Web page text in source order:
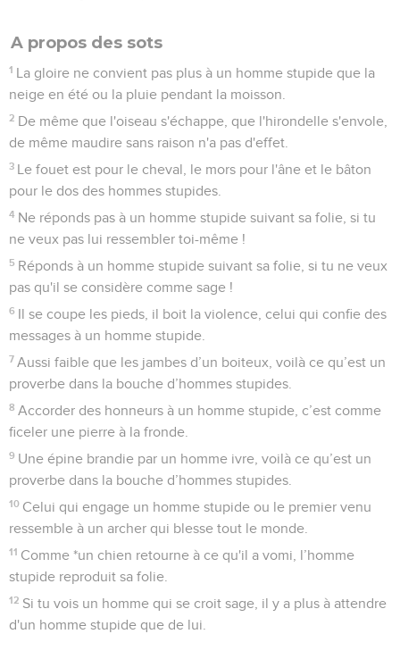
A propos des sots
1 La gloire ne convient pas plus à un homme stupide que la
neige en été ou la pluie pendant la moisson.
2 De même que l'oiseau s'échappe, que l'hirondelle s'envole,
de même maudire sans raison n'a pas d'effet.
3 Le fouet est pour le cheval, le mors pour l'âne et le bâton
pour le dos des hommes stupides.
4 Ne réponds pas à un homme stupide suivant sa folie, si tu
ne veux pas lui ressembler toi-même !
5 Réponds à un homme stupide suivant sa folie, si tu ne veux
pas qu'il se considère comme sage !
6 Il se coupe les pieds, il boit la violence, celui qui confie des
messages à un homme stupide.
7 Aussi faible que les jambes d’un boiteux, voilà ce qu’est un
proverbe dans la bouche d’hommes stupides.
8 Accorder des honneurs à un homme stupide, c’est comme
ficeler une pierre à la fronde.
9 Une épine brandie par un homme ivre, voilà ce qu’est un
proverbe dans la bouche d’hommes stupides.
10 Celui qui engage un homme stupide ou le premier venu
ressemble à un archer qui blesse tout le monde.
11 Comme *un chien retourne à ce qu'il a vomi, l’homme
stupide reproduit sa folie.
12 Si tu vois un homme qui se croit sage, il y a plus à attendre
d'un homme stupide que de lui.